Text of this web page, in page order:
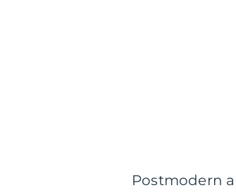
Postmodern